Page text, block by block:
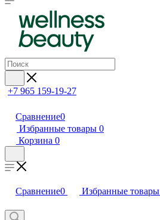
+7 965 159-19-27
Сравнение0
Избранные товары 0
Корзина 0
Сравнение0 Избранные товары